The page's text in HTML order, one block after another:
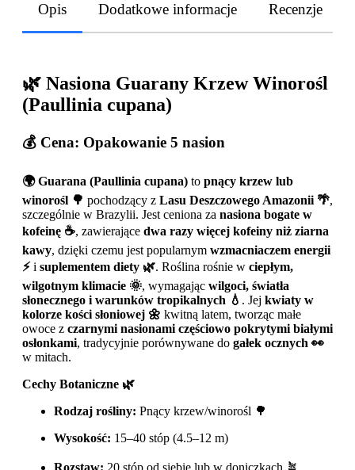
Opis Dodatkowe informacje Recenzje
🌿 Nasiona Guarany Krzew Winorośl
(Paullinia cupana)
💰 Cena: Opakowanie 5 nasion
🌍Guarana (Paullinia cupana) to pnący krzew lub
winorośl 🌳 pochodzący z Lasu Deszczowego Amazonii 🌴,
szczególnie w Brazylii. Jest ceniona za nasiona bogate w
kofeinę ☕, zawierające dwa razy więcej kofeiny niż ziarna
kawy, dzięki czemu jest popularnym wzmacniaczem energii
⚡i suplementem diety 🌿. Roślina rośnie w ciepłym,
wilgotnym klimacie 🌞, wymagając wilgoci, światła
słonecznego i warunków tropikalnych 💧 . Jej kwiaty w
kolorze kości słoniowej 🌼 kwitną latem, tworząc małe
owoce z czarnymi nasionami częściowo pokrytymi białymi
osłonkami, tradycyjnie porównywane do gałek ocznych 👀
w mitach.
Cechy Botaniczne 🌿
Rodzaj rośliny: Pnący krzew/winorośl 🌳
Wysokość: 15–40 stóp (4.5–12 m)
Rozstaw: 20 stóp od siebie lub w doniczkach 🪴